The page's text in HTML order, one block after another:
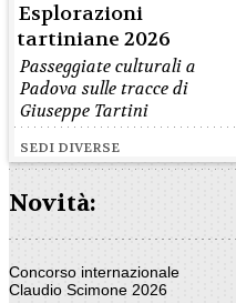
Esplorazioni
tartiniane 2026
Passeggiate culturali a
Padova sulle tracce di
Giuseppe Tartini
SEDI DIVERSE
Novità:
Concorso internazionale
Claudio Scimone 2026